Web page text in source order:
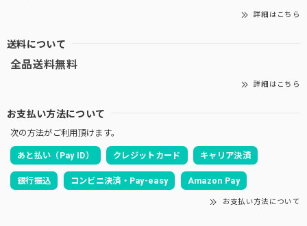
詳細はこちら
送料について
全品送料無料
詳細はこちら
お支払い方法について
次の方法がご利用頂けます。
あと払い（Pay ID） クレジットカード キャリア決済
銀行振込 コンビニ決済・Pay-easy Amazon Pay
お支払い方法について